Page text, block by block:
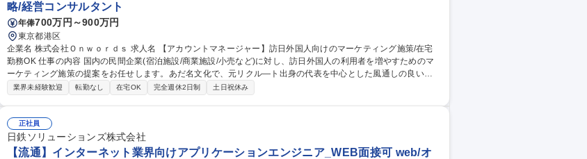
略/経営コンサルタント
年俸700万円～900万円
東京都港区
企業名 株式会社Ｏｎｗｏｒｄｓ 求人名 【アカウントマネージャー】訪日外国人向けのマーケティング施策/在宅
勤務OK 仕事の内容 国内の民間企業(宿泊施設/商業施設/小売など)に対し、訪日外国人の利用者を増やすためのマ
ーケティング施策の提案をお任せします。あだ名文化で、元リクル―ト出身の代表を中心とした風通しの良い会
社です。 【特徴】Onwords社の出資会社であるWAmazing社が持つ、豊富な訪日旅行者データ（予約・購買履
売上につながる上流部分の提案に集中することができます。 募集職種 【アカウントマネージャー】訪日外国人向
けのマーケティング施策/在宅勤務OK
業界未経験歓迎 転勤なし 在宅OK 完全週休2日制 土日祝休み
正社員
日鉄ソリューションズ株式会社
【流通】インターネット業界向けアプリケーションエンジニア_WEB面接可 web/オ